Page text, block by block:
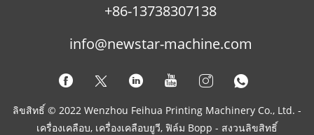
+86-13738307138
info@newstar-machine.com
ลิขสิทธิ์ © 2022 Wenzhou Feihua Printing Machinery Co., Ltd. -
เครื่องเคลือบ, เครื่องเคลือบยูวี, ฟิล์ม Bopp - สงวนลิขสิทธิ์